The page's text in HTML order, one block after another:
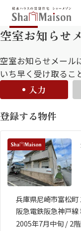
保存した条件
北海道
中部
九州
市区郡・路線・
通勤・通学時間
人気のカテゴリ
空室お知らせ
空室お知らせメール
いち早く受け取るこ
入力
登録する物件
兵庫県尼崎市富松
阪急電鉄阪急神戸
2005年7月中旬 / 2